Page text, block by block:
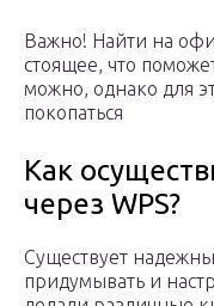
Важно! Найти на
стоящее, что
можно, однако для
покопаться
Как
через WPS?
Существует
придумывать и